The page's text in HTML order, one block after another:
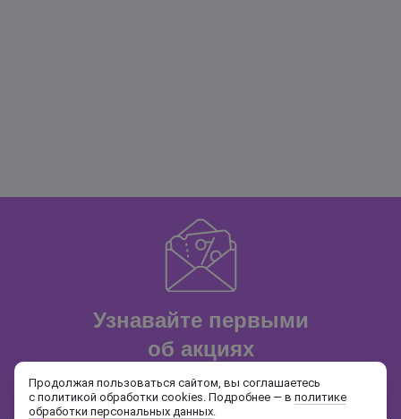
Узнавайте первыми
об акциях
и распродажах
Продолжая пользоваться сайтом, вы соглашаетесь
с политикой обработки cookies. Подробнее — в политике
обработки персональных данных.